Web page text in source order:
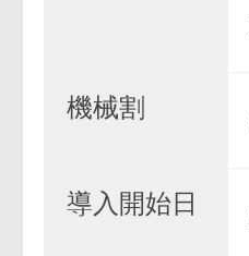
機械割
導入開始日